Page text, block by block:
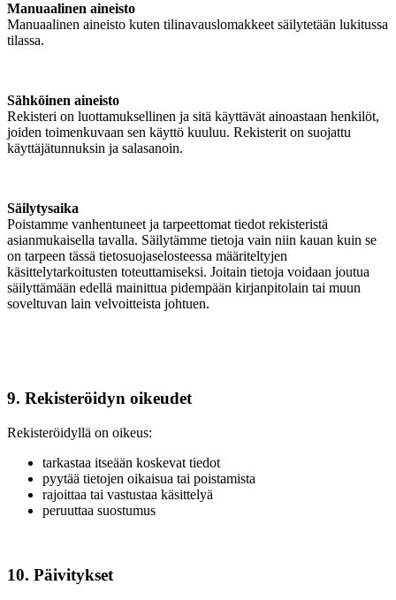
Manuaalinen aineisto
Manuaalinen aineisto kuten tilinavauslomakkeet säilytetään lukitussa
tilassa.
Sähköinen aineisto
Rekisteri on luottamuksellinen ja sitä käyttävät ainoastaan henkilöt,
joiden toimenkuvaan sen käyttö kuuluu. Rekisterit on suojattu
käyttäjätunnuksin ja salasanoin.
Säilytysaika
Poistamme vanhentuneet ja tarpeettomat tiedot rekisteristä
asianmukaisella tavalla. Säilytämme tietoja vain niin kauan kuin se
on tarpeen tässä tietosuojaselosteessa määriteltyjen
käsittelytarkoitusten toteuttamiseksi. Joitain tietoja voidaan joutua
säilyttämään edellä mainittua pidempään kirjanpitolain tai muun
soveltuvan lain velvoitteista johtuen.
9. Rekisteröidyn oikeudet
Rekisteröidyllä on oikeus:
tarkastaa itseään koskevat tiedot
pyytää tietojen oikaisua tai poistamista
rajoittaa tai vastustaa käsittelyä
peruuttaa suostumus
10. Päivitykset